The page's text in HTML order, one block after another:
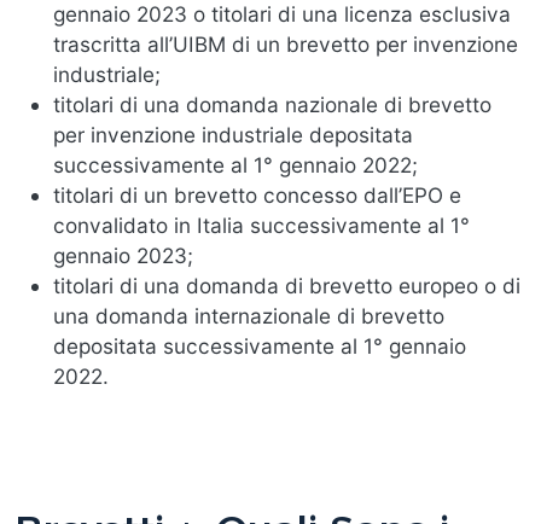
gennaio 2023 o titolari di una licenza esclusiva
trascritta all’UIBM di un brevetto per invenzione
industriale;
titolari di una domanda nazionale di brevetto
per invenzione industriale depositata
successivamente al 1° gennaio 2022;
titolari di un brevetto concesso dall’EPO e
convalidato in Italia successivamente al 1°
gennaio 2023;
titolari di una domanda di brevetto europeo o di
una domanda internazionale di brevetto
depositata successivamente al 1° gennaio
2022.